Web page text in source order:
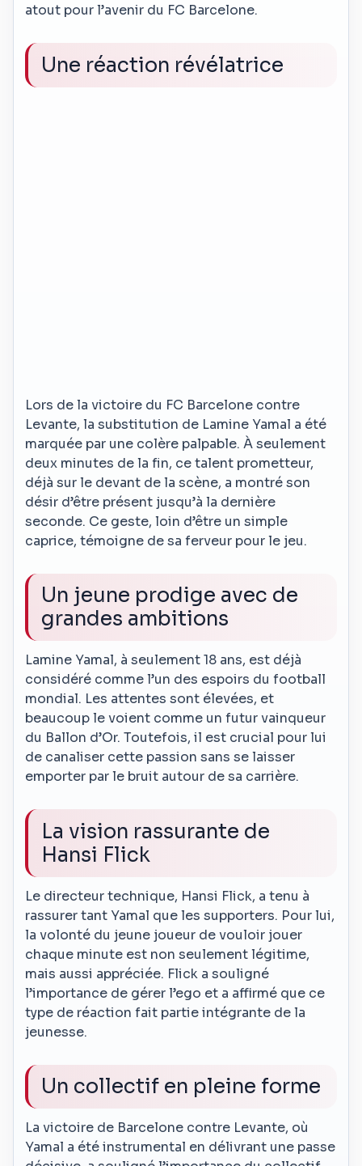
atout pour l’avenir du FC Barcelone.
Une réaction révélatrice
Lors de la victoire du FC Barcelone contre
Levante, la substitution de Lamine Yamal a été
marquée par une colère palpable. À seulement
deux minutes de la fin, ce talent prometteur,
déjà sur le devant de la scène, a montré son
désir d’être présent jusqu’à la dernière
seconde. Ce geste, loin d’être un simple
caprice, témoigne de sa ferveur pour le jeu.
Un jeune prodige avec de
grandes ambitions
Lamine Yamal, à seulement 18 ans, est déjà
considéré comme l’un des espoirs du football
mondial. Les attentes sont élevées, et
beaucoup le voient comme un futur vainqueur
du Ballon d’Or. Toutefois, il est crucial pour lui
de canaliser cette passion sans se laisser
emporter par le bruit autour de sa carrière.
La vision rassurante de
Hansi Flick
Le directeur technique, Hansi Flick, a tenu à
rassurer tant Yamal que les supporters. Pour lui,
la volonté du jeune joueur de vouloir jouer
chaque minute est non seulement légitime,
mais aussi appréciée. Flick a souligné
l’importance de gérer l’ego et a affirmé que ce
type de réaction fait partie intégrante de la
jeunesse.
Un collectif en pleine forme
La victoire de Barcelone contre Levante, où
Yamal a été instrumental en délivrant une passe